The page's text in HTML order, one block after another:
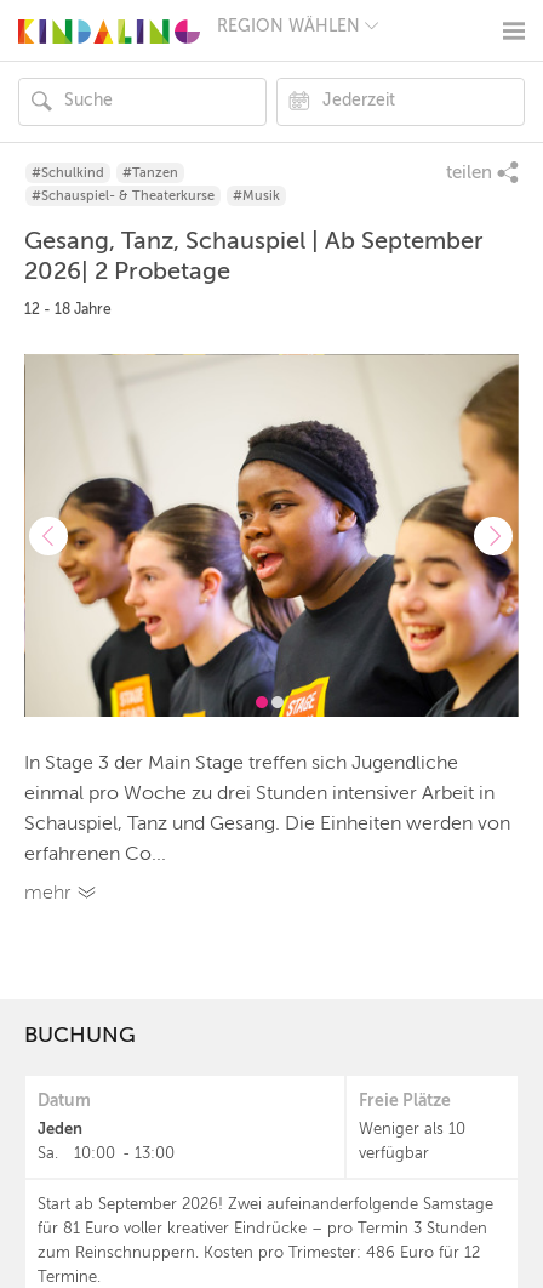
REGION WÄHLEN
MÜNCHEN
HAMBURG
FRANKFURT
KÖLN
STUTTGART
HANNOVER
ZÜRICH
#Schulkind
#Tanzen
#Schauspiel- & Theaterkurse
#Musik
teilen
Gesang, Tanz, Schauspiel | Ab September
2026| 2 Probetage
12 - 18 Jahre
In Stage 3 der Main Stage treffen sich Jugendliche
einmal pro Woche zu drei Stunden intensiver Arbeit in
Schauspiel, Tanz und Gesang. Die Einheiten werden von
erfahrenen Co...
mehr
BUCHUNG
Datum
Jeden
Sa. 10:00 - 13:00
Start ab September 2026! Zwei aufeinanderfolgende Samstage
für 81 Euro voller kreativer Eindrücke – pro Termin 3 Stunden
zum Reinschnuppern. Kosten pro Trimester: 486 Euro für 12
Termine.
Freie Plätze
Weniger als 10
verfügbar